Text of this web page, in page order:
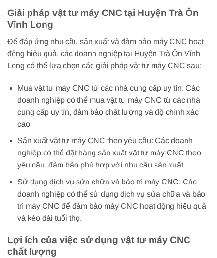
Giải pháp vật tư máy CNC tại Huyện Trà Ôn
Vĩnh Long
Để đáp ứng nhu cầu sản xuất và đảm bảo máy CNC hoạt
động hiệu quả, các doanh nghiệp tại Huyện Trà Ôn Vĩnh
Long có thể lựa chọn các giải pháp vật tư máy CNC sau:
Mua vật tư máy CNC từ các nhà cung cấp uy tín: Các
doanh nghiệp có thể mua vật tư máy CNC từ các nhà
cung cấp uy tín, đảm bảo chất lượng và độ chính xác
cao.
Sản xuất vật tư máy CNC theo yêu cầu: Các doanh
nghiệp có thể đặt hàng sản xuất vật tư máy CNC theo
yêu cầu, đảm bảo phù hợp với nhu cầu sản xuất.
Sử dụng dịch vụ sửa chữa và bảo trì máy CNC: Các
doanh nghiệp có thể sử dụng dịch vụ sửa chữa và bảo
trì máy CNC để đảm bảo máy CNC hoạt động hiệu quả
và kéo dài tuổi thọ.
Lợi ích của việc sử dụng vật tư máy CNC
chất lượng